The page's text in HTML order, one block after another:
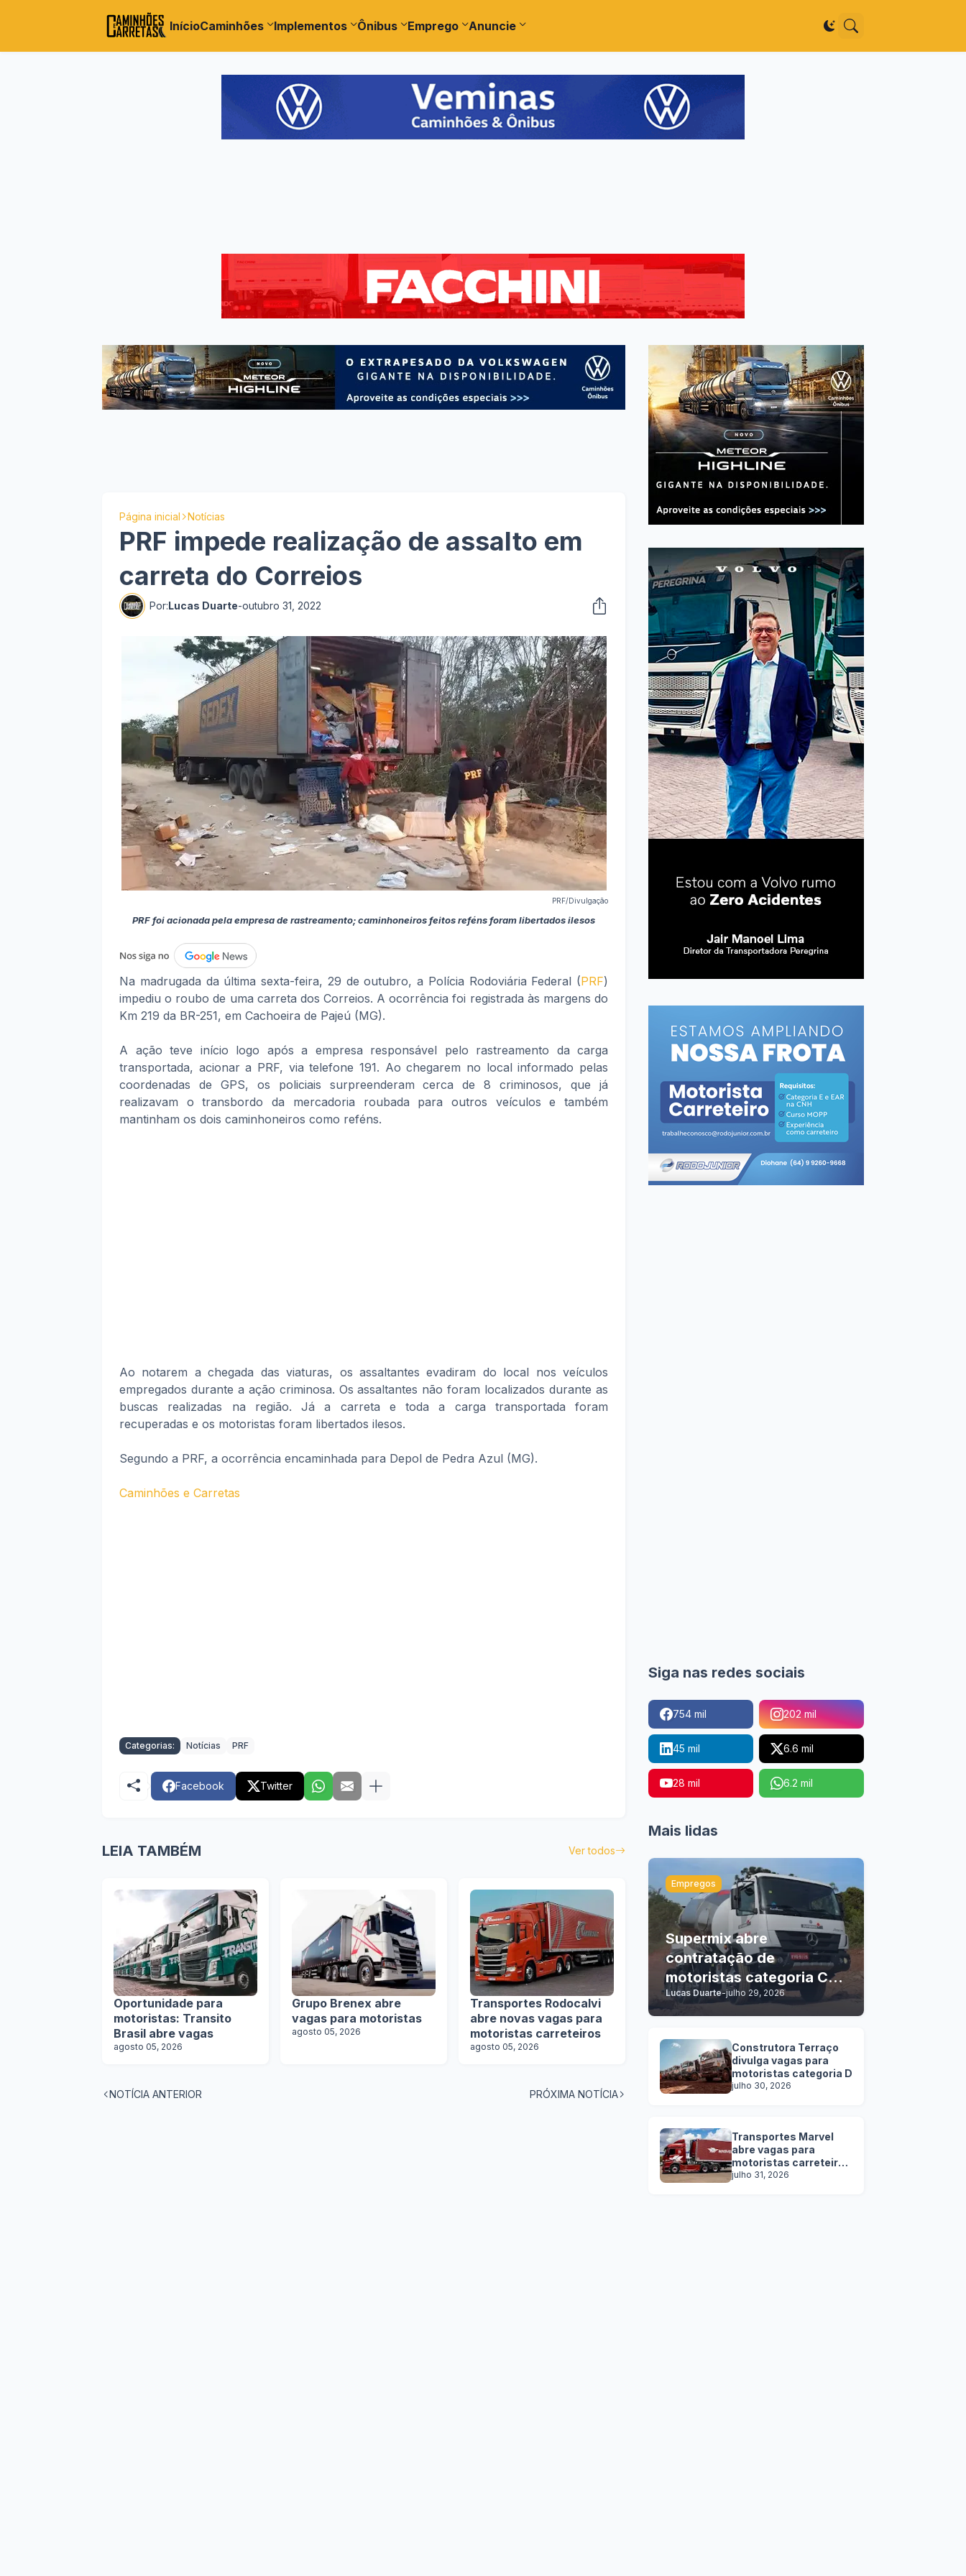
InícioCaminhões Implementos Ônibus Emprego Anuncie
Página inicial Notícias
PRF impede realização de assalto em
carreta do Correios
Por:Lucas Duarte-outubro 31, 2022
PRF/Divulgação
PRF foi acionada pela empresa de rastreamento; caminhoneiros feitos reféns foram libertados ilesos
Na madrugada da última sexta-feira, 29 de outubro, a Polícia Rodoviária Federal (PRF)
impediu o roubo de uma carreta dos Correios. A ocorrência foi registrada às margens do
Km 219 da BR-251, em Cachoeira de Pajeú (MG).
A ação teve início logo após a empresa responsável pelo rastreamento da carga
transportada, acionar a PRF, via telefone 191. Ao chegarem no local informado pelas
coordenadas de GPS, os policiais surpreenderam cerca de 8 criminosos, que já
realizavam o transbordo da mercadoria roubada para outros veículos e também
mantinham os dois caminhoneiros como reféns.
Ao notarem a chegada das viaturas, os assaltantes evadiram do local nos veículos
empregados durante a ação criminosa. Os assaltantes não foram localizados durante as
buscas realizadas na região. Já a carreta e toda a carga transportada foram
recuperadas e os motoristas foram libertados ilesos.
Segundo a PRF, a ocorrência encaminhada para Depol de Pedra Azul (MG).
Caminhões e Carretas
Categorias: Notícias PRF
Facebook Twitter
LEIA TAMBÉM Ver todos
Oportunidade para
motoristas: Transito
Brasil abre vagas
agosto 05, 2026
Grupo Brenex abre
vagas para motoristas
agosto 05, 2026
Transportes Rodocalvi
abre novas vagas para
motoristas carreteiros
agosto 05, 2026
NOTÍCIA ANTERIOR PRÓXIMA NOTÍCIA
Siga nas redes sociais
754 mil 202 mil
45 mil 6.6 mil
28 mil 6.2 mil
Mais lidas
Empregos
Supermix abre
contratação de
motoristas categoria C, D
e E
Lucas Duarte-julho 29, 2026
Construtora Terraço
divulga vagas para
motoristas categoria D
julho 30, 2026
Transportes Marvel
abre vagas para
motoristas carreteiros
SEM EXPERIÊNCIA
julho 31, 2026